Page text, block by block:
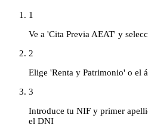
1
Ve a 'Cita Previa AEAT' y
2
Elige 'Renta y Patrimonio' o el
3
Introduce tu NIF y primer
el DNI